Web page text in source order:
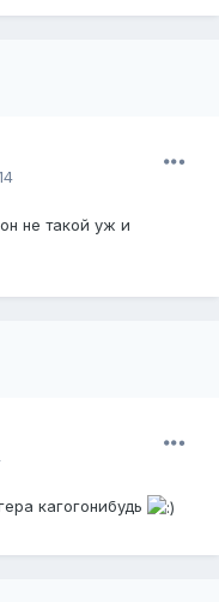
не такой уж и
кагогонибудь